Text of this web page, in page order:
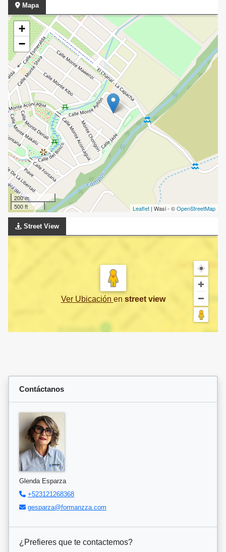
Mapa
+
−
200 m
500 ft
Leaflet | Wasi - ©OpenStreetMap
Street View
Ver Ubicación en street view
Contáctanos
Glenda Esparza
+523121268368
gesparza@formanzza.com
¿Prefieres que te contactemos?